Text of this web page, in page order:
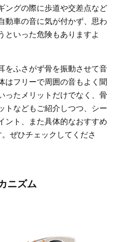
ングの際に歩道や交差点など
動車の音に気が付かず、思わ
といった危険もありますよ
をふさがず骨を振動させて音
はフリーで周囲の音もよく聞
ったメリットだけでなく、骨
トなどもご紹介しつつ、シー
ント、また具体的なおすすめ
ぜひチェックしてくださ
ニズム